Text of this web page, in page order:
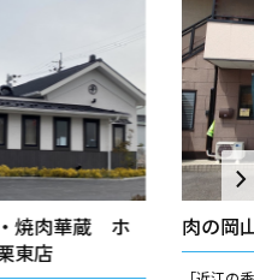
焼肉華蔵 ホ
東店
肉の岡